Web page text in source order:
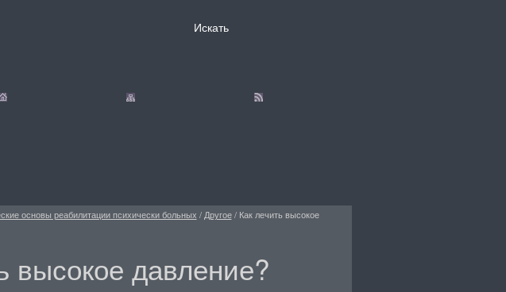
основы реабилитации психически больных / Другое/ Как лечить высокое
высокое давление?